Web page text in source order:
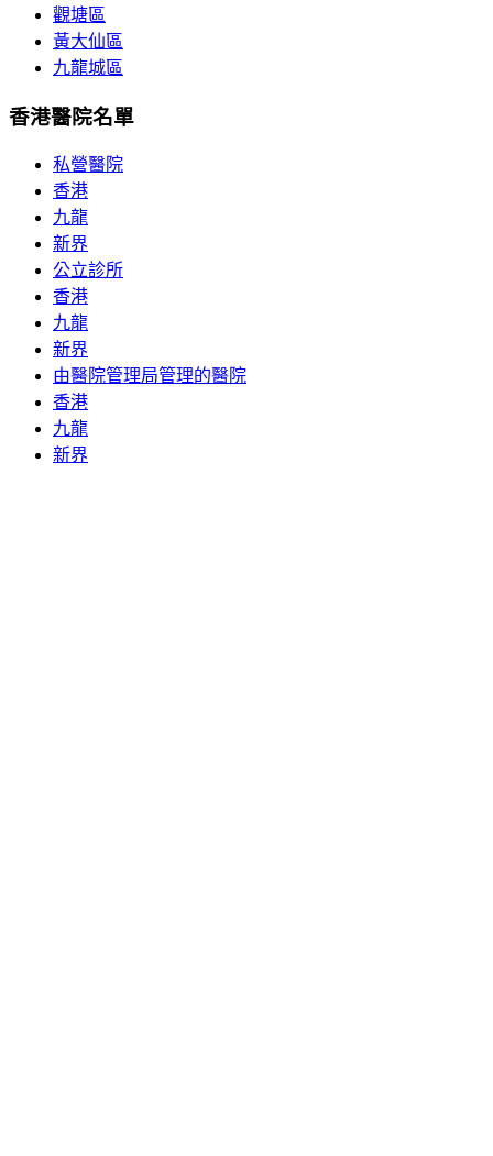
觀塘區
黃大仙區
九龍城區
香港醫院名單
私營醫院
香港
九龍
新界
公立診所
香港
九龍
新界
由醫院管理局管理的醫院
香港
九龍
新界